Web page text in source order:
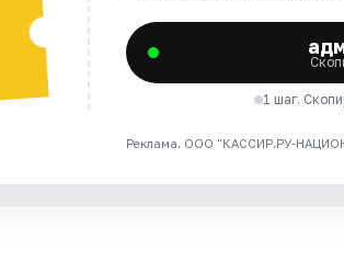
1 шаг.
Реклама. ООО "КАССИР.РУ-